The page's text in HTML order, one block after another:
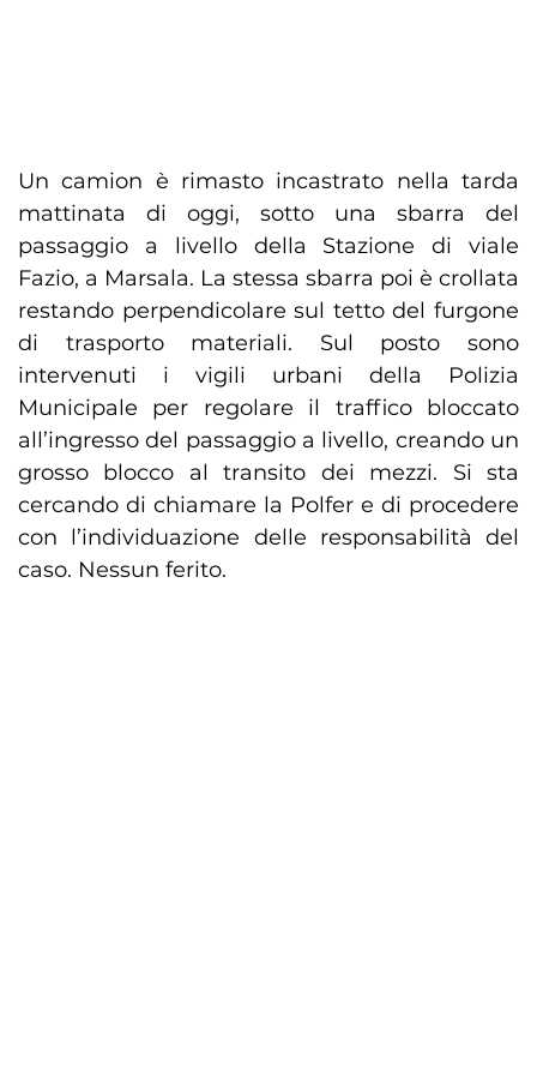
Un camion è rimasto incastrato nella tarda
mattinata di oggi, sotto una sbarra del
passaggio a livello della Stazione di viale
Fazio, a Marsala. La stessa sbarra poi è crollata
restando perpendicolare sul tetto del furgone
di trasporto materiali. Sul posto sono
intervenuti i vigili urbani della Polizia
Municipale per regolare il traffico bloccato
all’ingresso del passaggio a livello, creando un
grosso blocco al transito dei mezzi. Si sta
cercando di chiamare la Polfer e di procedere
con l’individuazione delle responsabilità del
caso. Nessun ferito.